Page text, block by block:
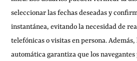
seleccionar las fechas deseadas y
instantánea, evitando la necesidad de
telefónicas o visitas en persona.
automática garantiza que los